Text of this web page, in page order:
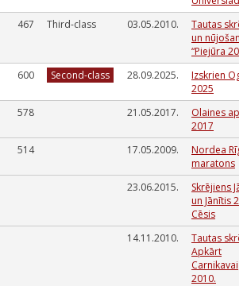
467 Third-class 03.05.2010.
Tautas
un nūjošana
“Piejūra
600 Second-class 28.09.2025.
Izskrien Ogri
2025
578 21.05.2017.
Olaines apļi
2017
514 17.05.2009.
Nordea
maratons
23.06.2015.
Skrējiens
un Jānītis
Cēsis
14.11.2010.
Tautas
Apkārt
Carnikavai
2010.